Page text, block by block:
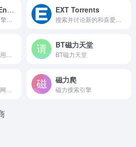
Torrent Search Engine EXT Torrents
BT磁力天堂
BT磁力天堂
磁力爬
磁力搜索引擎